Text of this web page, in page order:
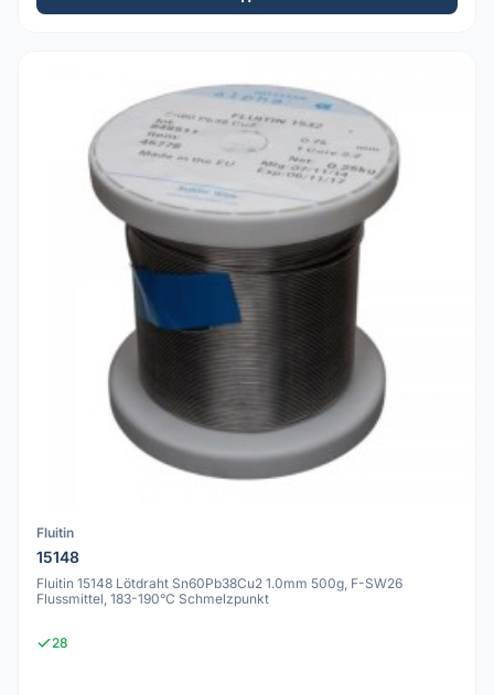
Fluitin
15148
Fluitin 15148 Lötdraht Sn60Pb38Cu2 1.0mm 500g, F-SW26
Flussmittel, 183-190°C Schmelzpunkt
28